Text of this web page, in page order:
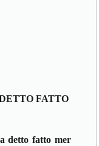
FATTO
detto fatto mer